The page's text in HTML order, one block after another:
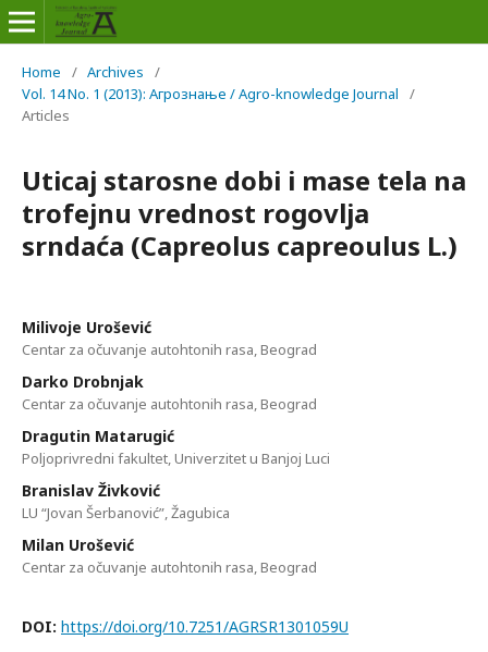
Home / Archives
/
Vol. 14 No. 1 (2013): Агрознање / Agro-knowledge Journal
/
Articles
Uticaj starosne dobi i mase tela na
trofejnu vrednost rogovlja
srndaća (Capreolus capreoulus L.)
Milivoje Urošević
Centar za očuvanje autohtonih rasa, Beograd
Darko Drobnjak
Centar za očuvanje autohtonih rasa, Beograd
Dragutin Matarugić
Poljoprivredni fakultet, Univerzitet u Banjoj Luci
Branislav Živković
LU “Jovan Šerbanović”, Žagubica
Milan Urošević
Centar za očuvanje autohtonih rasa, Beograd
DOI: https://doi.org/10.7251/AGRSR1301059U